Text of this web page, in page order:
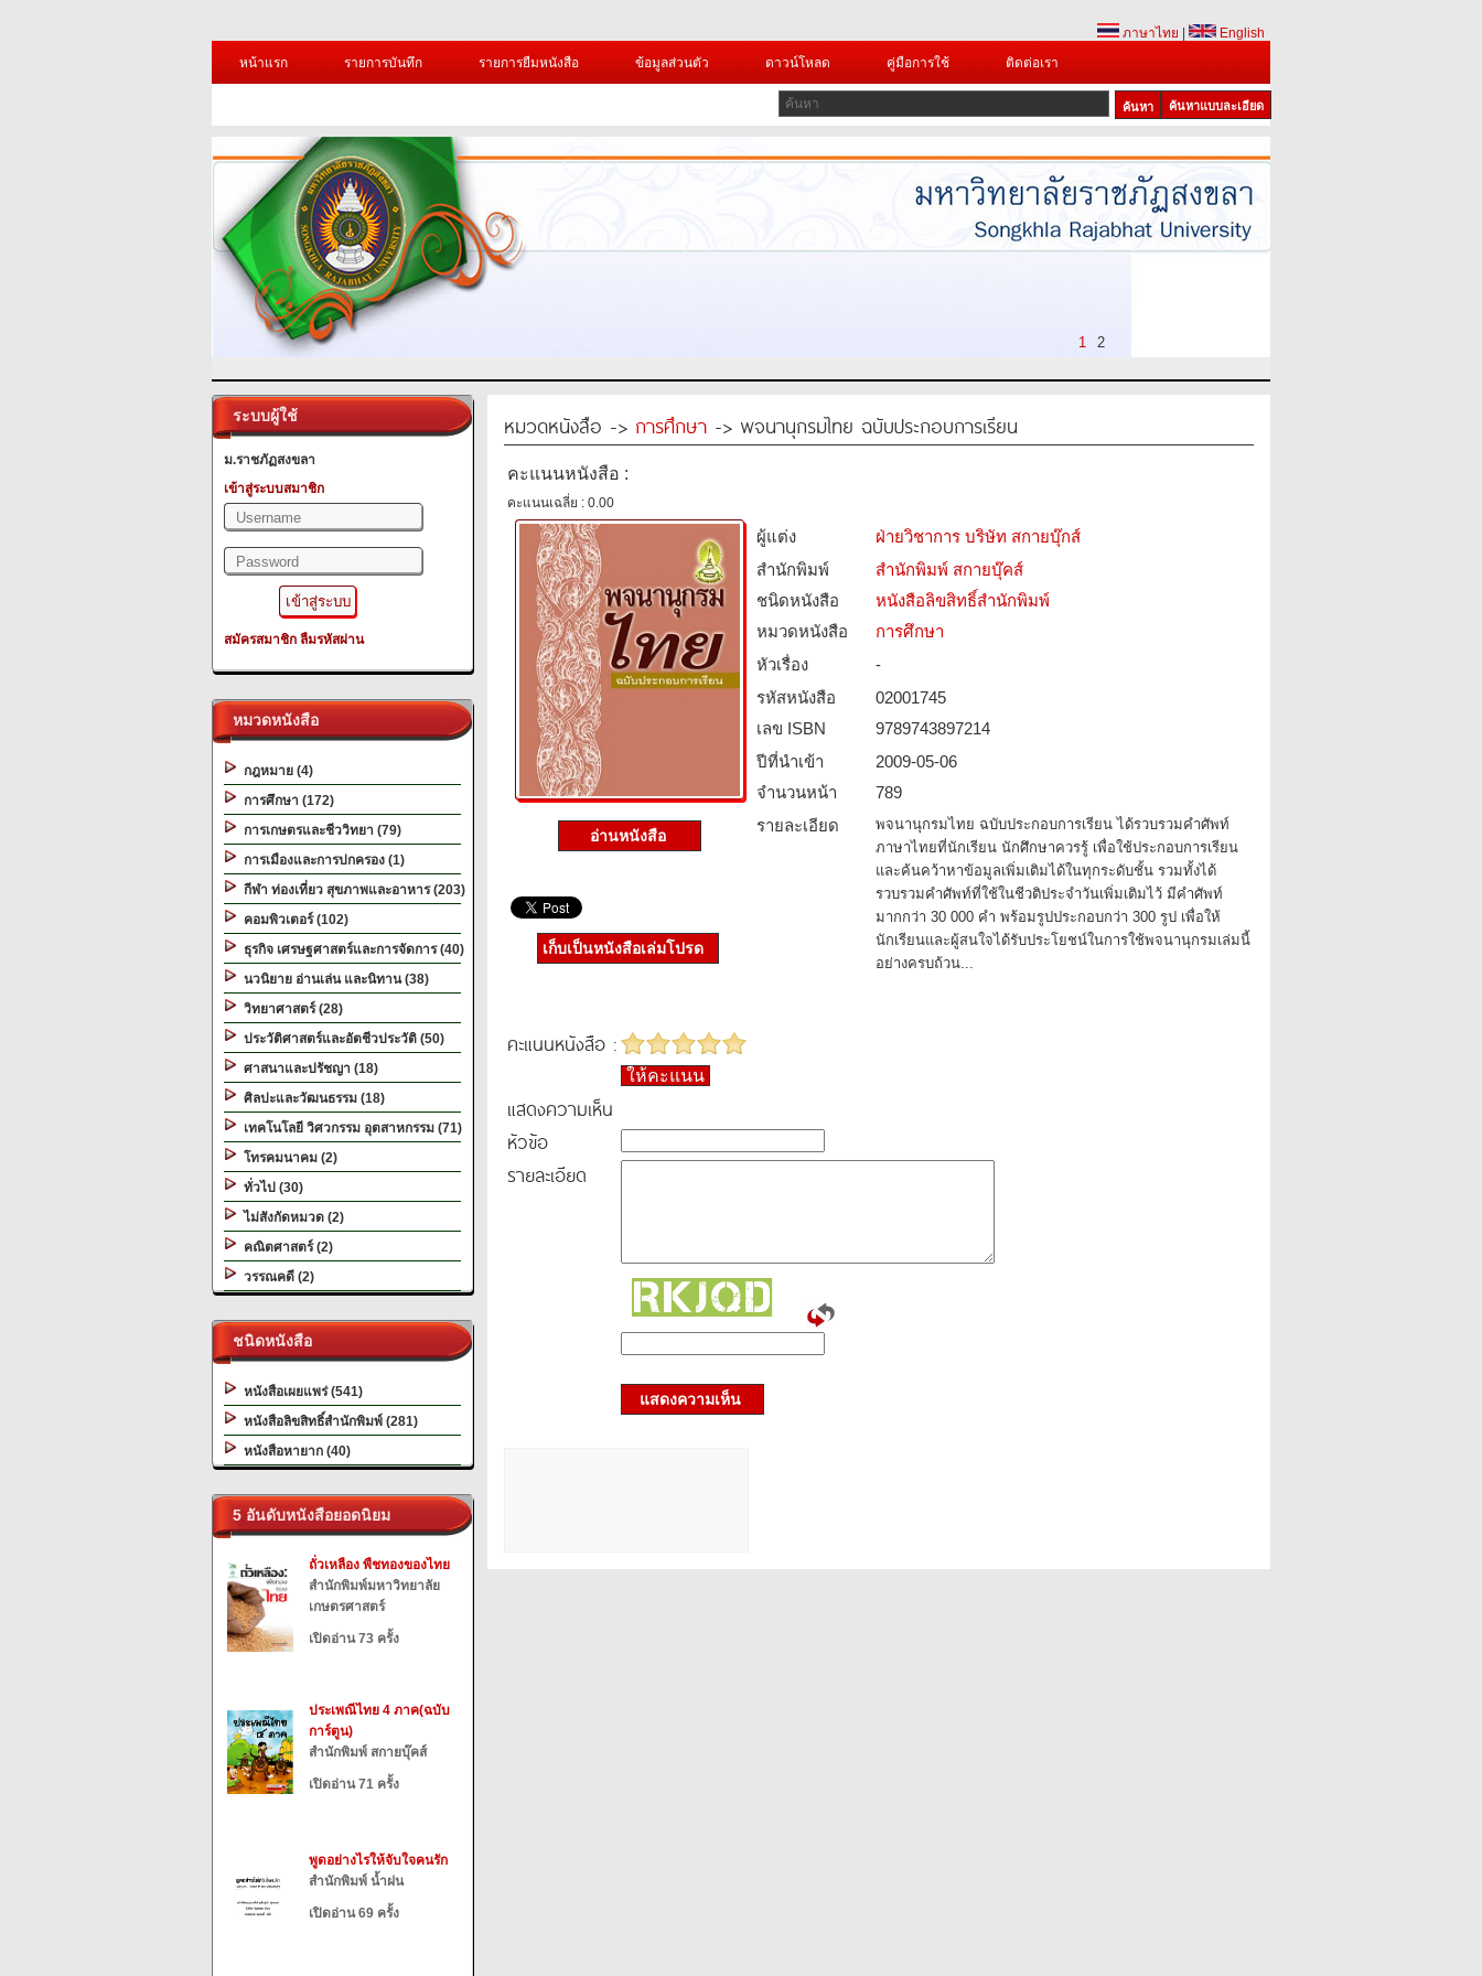
ภาษาไทย
English
หน้าแรก
รายการบันทึก รายการยืมหนังสือ ข้อมูลส่วนตัว ดาวน์โหลด คู่มือการใช้ ติดต่อเรา
ค้นหาแบบละเอียด
1 2
ระบบผู้ใช้
ม.ราชภัฏสงขลา
เข้าสู่ระบบสมาชิก
สมัครสมาชิก ลืมรหัสผ่าน
หมวดหนังสือ
กฎหมาย (4)
การศึกษา (172)
การเกษตรและชีววิทยา (79)
การเมืองและการปกครอง (1)
กีฬา ท่องเที่ยว สุขภาพและอาหาร (203)
คอมพิวเตอร์ (102)
ธุรกิจ เศรษฐศาสตร์และการจัดการ (40)
นวนิยาย อ่านเล่น และนิทาน (38)
วิทยาศาสตร์ (28)
ประวัติศาสตร์และอัตชีวประวัติ (50)
ศาสนาและปรัชญา (18)
ศิลปะและวัฒนธรรม (18)
เทคโนโลยี วิศวกรรม อุตสาหกรรม (71)
โทรคมนาคม (2)
ทั่วไป (30)
ไม่สังกัดหมวด (2)
คณิตศาสตร์ (2)
วรรณคดี (2)
ชนิดหนังสือ
หนังสือเผยแพร่ (541)
หนังสือลิขสิทธิ์สำนักพิมพ์ (281)
หนังสือหายาก (40)
5 อันดับหนังสือยอดนิยม
ถั่วเหลือง พืชทองของไทย
สำนักพิมพ์มหาวิทยาลัย
เกษตรศาสตร์
เปิดอ่าน 73 ครั้ง
ประเพณีไทย 4 ภาค(ฉบับ
การ์ตูน)
สำนักพิมพ์ สกายบุ๊คส์
เปิดอ่าน 71 ครั้ง
พูดอย่างไรให้จับใจคนรัก
สำนักพิมพ์ น้ำฝน
เปิดอ่าน 69 ครั้ง
หมวดหนังสือ -> การศึกษา -> พจนานุกรมไทย ฉบับประกอบการเรียน
คะแนนหนังสือ :
คะแนนเฉลี่ย : 0.00
อ่านหนังสือ
ผู้แต่ง
ฝ่ายวิชาการ บริษัท สกายบุ๊กส์
สำนักพิมพ์
สำนักพิมพ์ สกายบุ๊คส์
ชนิดหนังสือ­
หนังสือลิขสิทธิ์สำนักพิมพ์
หมวดหนังสือ­
การศึกษา
หัวเรื่อง
-
รหัสหนังสือ­
02001745
เลข ISBN
9789743897214
ปีที่นำเข้า
2009-05-06
จำนวนหน้า
789
รายละเอียด
พจนานุกรมไทย ฉบับประกอบการเรียน ได้รวบรวมคำศัพท์
ภาษาไทยที่นักเรียน นักศึกษาควรรู้ เพื่อใช้ประกอบการเรียน
และค้นคว้าหาข้อมูลเพิ่มเติมได้ในทุกระดับชั้น รวมทั้งได้
รวบรวมคำศัพท์ที่ใช้ในชีวติประจำวันเพิ่มเติมไว้ มีคำศัพท์
มากกว่า 30 000 คำ พร้อมรูปประกอบกว่า 300 รูป เพื่อให้
นักเรียนและผู้สนใจได้รับประโยชน์ในการใช้พจนานุกรมเล่มนี้
อย่างครบถ้วน...
เก็บเป็นหนังสือเล่มโปรด
คะแนนหนังสือ :
ให้คะแนน
แสดงความเห็น
หัวข้อ
รายละเอียด
แสดงความเห็น